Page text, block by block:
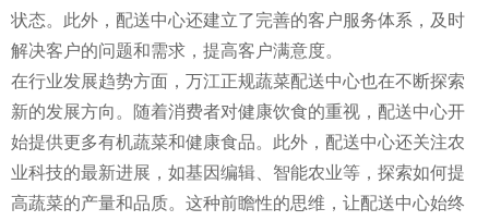
状态。此外，配送中心还建立了完善的客户服务体系，及时
解决客户的问题和需求，提高客户满意度。
在行业发展趋势方面，万江正规蔬菜配送中心也在不断探索
新的发展方向。随着消费者对健康饮食的重视，配送中心开
始提供更多有机蔬菜和健康食品。此外，配送中心还关注农
业科技的最新进展，如基因编辑、智能农业等，探索如何提
高蔬菜的产量和品质。这种前瞻性的思维，让配送中心始终